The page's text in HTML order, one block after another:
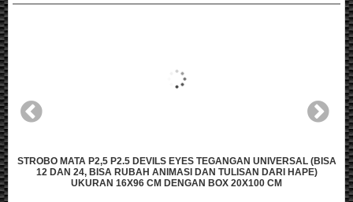
STROBO MATA P2,5 P2.5 DEVILS EYES TEGANGAN UNIVERSAL (BISA
12 DAN 24, BISA RUBAH ANIMASI DAN TULISAN DARI HAPE)
UKURAN 16X96 CM DENGAN BOX 20X100 CM